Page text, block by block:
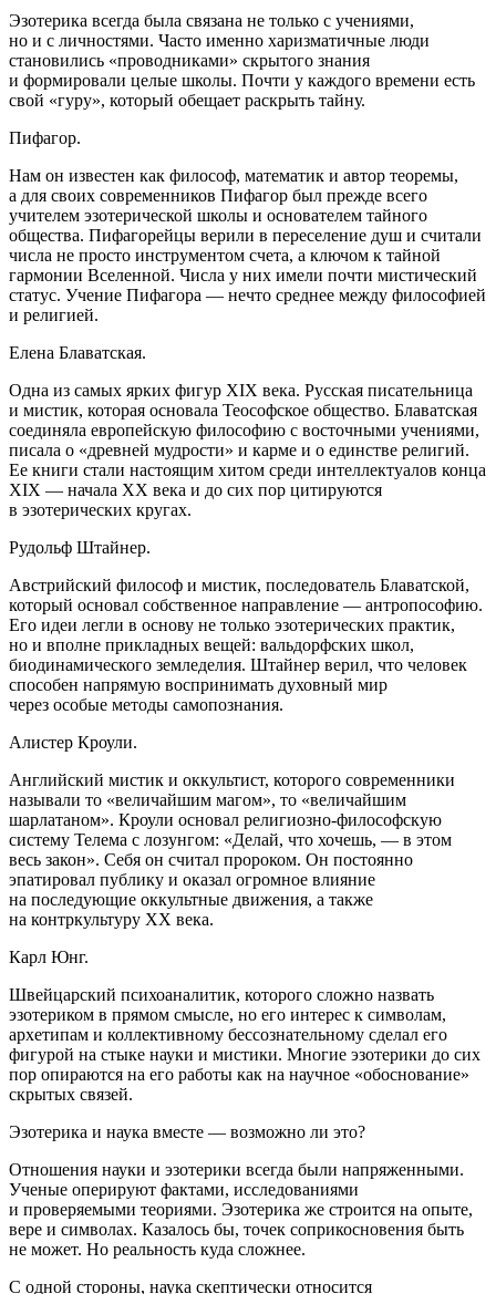
Эзотерика всегда была связана не только с учениями,
но и с личностями. Часто именно харизматичные люди
становились «проводниками» скрытого знания
и формировали целые школы. Почти у каждого времени есть
свой «гуру», который обещает раскрыть тайну.
Пифагор.
Нам он известен как философ, математик и автор теоремы,
а для своих современников Пифагор был прежде всего
учителем эзотерической школы и основателем тайного
общества. Пифагорейцы верили в переселение душ и считали
числа не просто инструментом счета, а ключом к тайной
гармонии Вселенной. Числа у них имели почти мистический
статус. Учение Пифагора — нечто среднее между философией
и религией.
Елена Блаватская.
Одна из самых ярких фигур XIX века. Русская писательница
и мистик, которая основала Теософское общество. Блаватская
соединяла европейскую философию с восточными учениями,
писала о «древней мудрости» и карме и о единстве религий.
Ее книги стали настоящим хитом среди интеллектуалов конца
XIX — начала XX века и до сих пор цитируются
в эзотерических кругах.
Рудольф Штайнер.
Австрийский философ и мистик, последователь Блаватской,
который основал собственное направление — антропософию.
Его идеи легли в основу не только эзотерических практик,
но и вполне прикладных вещей: вальдорфских школ,
биодинамического земледелия. Штайнер верил, что человек
способен напрямую воспринимать духовный мир
через особые методы самопознания.
Алистер Кроули.
Английский мистик и оккультист, которого современники
называли то «величайшим магом», то «величайшим
шарлатаном». Кроули основал религиозно-философскую
систему Телема с лозунгом: «Делай, что хочешь, — в этом
весь закон». Себя он считал пророком. Он постоянно
эпатировал публику и оказал огромное влияние
на последующие оккультные движения, а также
на контркультуру XX века.
Карл Юнг.
Швейцарский психоаналитик, которого сложно назвать
эзотериком в прямом смысле, но его интерес к символам,
архетипам и коллективному бессознательному сделал его
фигурой на стыке науки и мистики. Многие эзотерики до сих
пор опираются на его работы как на научное «обоснование»
скрытых связей.
Эзотерика и наука вместе — возможно ли это?
Отношения науки и эзотерики всегда были напряженными.
Ученые оперируют фактами, исследованиями
и проверяемыми теориями. Эзотерика же строится на опыте,
вере и символах. Казалось бы, точек соприкосновения быть
не может. Но реальность куда сложнее.
С одной стороны, наука скептически относится